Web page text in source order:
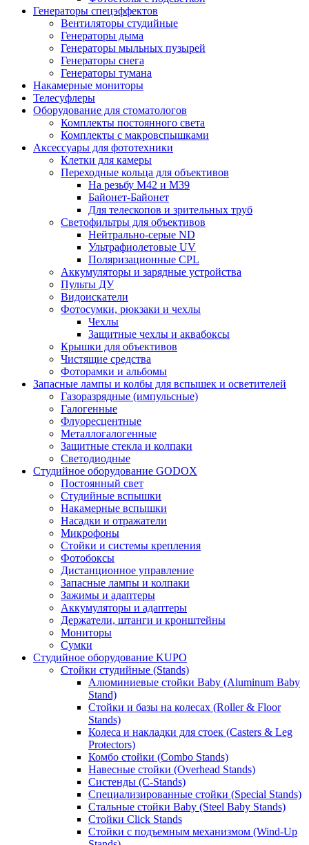
Генераторы спецэффектов
Вентиляторы студийные
Генераторы дыма
Генераторы мыльных пузырей
Генераторы снега
Генераторы тумана
Накамерные мониторы
Телесуфлеры
Оборудование для стоматологов
Комплекты постоянного света
Комплекты с макровспышками
Аксессуары для фототехники
Клетки для камеры
Переходные кольца для объективов
На резьбу М42 и М39
Байонет-Байонет
Для телескопов и зрительных труб
Светофильтры для объективов
Нейтрально-серые ND
Ультрафиолетовые UV
Поляризационные CPL
Аккумуляторы и зарядные устройства
Пульты ДУ
Видоискатели
Фотосумки, рюкзаки и чехлы
Чехлы
Защитные чехлы и аквабоксы
Крышки для объективов
Чистящие средства
Фоторамки и альбомы
Запасные лампы и колбы для вспышек и осветителей
Газоразрядные (импульсные)
Галогенные
Флуоресцентные
Металлогалогенные
Защитные стекла и колпаки
Светодиодные
Студийное оборудование GODOX
Постоянный свет
Студийные вспышки
Накамерные вспышки
Насадки и отражатели
Микрофоны
Стойки и системы крепления
Фотобоксы
Дистанционное управление
Запасные лампы и колпаки
Зажимы и адаптеры
Аккумуляторы и адаптеры
Держатели, штанги и кронштейны
Мониторы
Сумки
Студийное оборудование KUPO
Стойки студийные (Stands)
Алюминиевые стойки Baby (Aluminum Baby
Stand)
Стойки и базы на колесах (Roller & Floor
Stands)
Колеса и накладки для стоек (Casters & Leg
Protectors)
Комбо стойки (Combo Stands)
Навесные стойки (Overhead Stands)
Систенды (C-Stands)
Специализированные стойки (Special Stands)
Стальные стойки Baby (Steel Baby Stands)
Стойки Click Stands
Стойки с подъемным механизмом (Wind-Up